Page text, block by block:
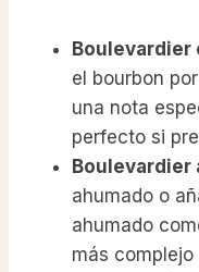
Boulevardier
el bourbon
una nota
perfecto si
Boulevardier
ahumado o
ahumado
más